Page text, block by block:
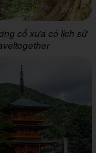
cổ xưa có lịch sử